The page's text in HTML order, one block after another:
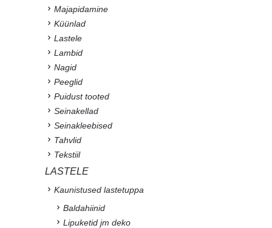
Majapidamine
Küünlad
Lastele
Lambid
Nagid
Peeglid
Puidust tooted
Seinakellad
Seinakleebised
Tahvlid
Tekstiil
LASTELE
Kaunistused lastetuppa
Baldahiinid
Lipuketid jm deko